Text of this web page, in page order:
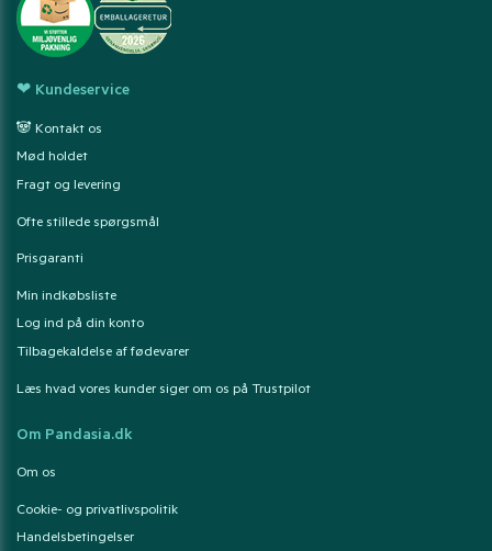
❤ Kundeservice
🐼 Kontakt os
Mød holdet
Fragt og levering
Ofte stillede spørgsmål
Prisgaranti
Min indkøbsliste
Log ind på din konto
Tilbagekaldelse af fødevarer
Læs hvad vores kunder siger om os på Trustpilot
Om Pandasia.dk
Om os
Cookie- og privatlivspolitik
Handelsbetingelser